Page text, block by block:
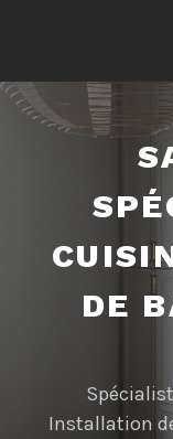
DE
Installation